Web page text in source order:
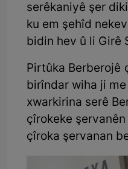
serêkaniyê şer
ku em şehîd
bidin hev û li Girê
Pirtûka Berberojê
birîndar wiha ji
xwarkirina serê
çîrokeke
çîroka şervanan